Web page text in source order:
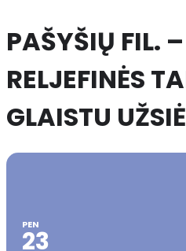
PAŠYŠIŲ FIL.
RELJEFINĖS
GLAISTU
PEN
23